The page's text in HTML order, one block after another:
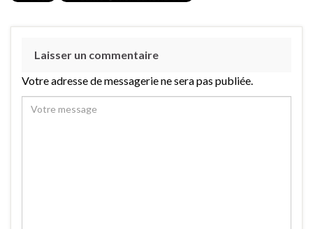
Laisser un commentaire
Votre adresse de messagerie ne sera pas publiée.